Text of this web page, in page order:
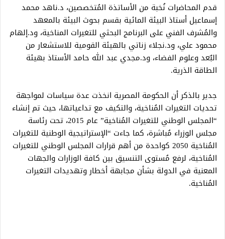
قدم المحاضرات نُخبة من الأساتذة المُتخصصين، د.ناهد محمد
إسماعيل أستاذ البيئة المائية بقسم بحوث البيئة بالمعهد
والمُشرف الفني على البرنامج البحثي للتغيرات المناخية، ود.إلهام
محمود علي، ود.نجلاء زناتي بالهيئة القومية للاستشعار من
البٌعد وعلوم الفضاء، ود.مجدي عبد الله حامد الأستاذ بهيئة
الطاقة الذرية.
جدير بالذكر أن الحكومة المصرية انخذت عدة سياسات لمواجهة
تحديات التغيرات المُناخية، والتكيف مع تداعياتها، حيث تم إنشاء
“المجلس الوطني للتغيرات المُناخية” عام 2015، تحت رئاسة
مجلس الوزراء مُباشرة، كما جاءت “الإستراتيجية الوطنية للتغيرات
المُناخية 2050 كواحدة من أهم قرارات المجلس الوطني للتغيرات
المُناخية، لرفع مُستوى التنسيق بين كافة الوزارات والجهات
المعنية في الدولة بشأن مجابهة أخطار وتهديدات التغيرات
المُناخية.